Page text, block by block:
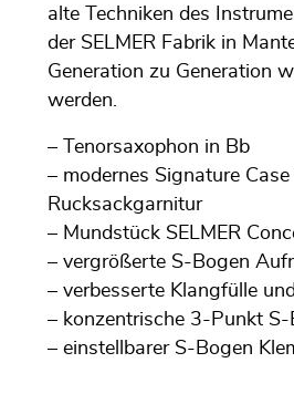
alte Techniken des
der SELMER Fabrik in
Generation zu Generation
werden.
– Tenorsaxophon in Bb
– modernes Signature
Rucksackgarnitur
– Mundstück SELMER
– vergrößerte S-Bogen
– verbesserte Klangfülle
– konzentrische 3-Punkt
– einstellbarer S-Bogen